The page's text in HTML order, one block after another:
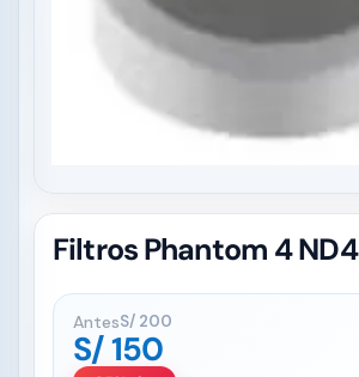
Filtros Phantom 4 ND4
AntesS/ 200
S/150